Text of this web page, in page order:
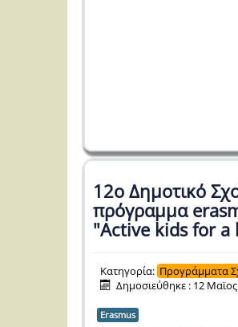
12ο Δημοτικό
πρόγραμμα
"Active kids for
Κατηγορία: Προγράμματα
Δημοσιεύθηκε : 12
Erasmus